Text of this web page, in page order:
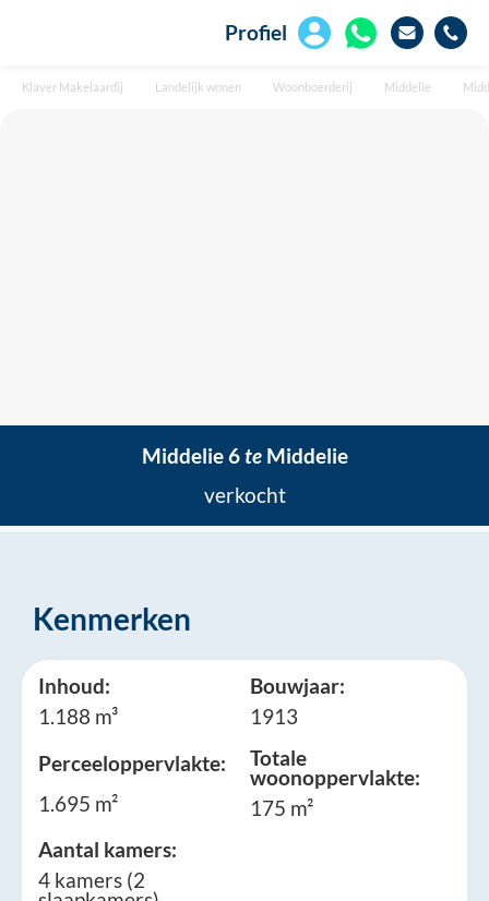
Profiel
Klaver Makelaardij Landelijk wonen Woonboerderij Middelie
Middelie 6 te Middelie
verkocht
Kenmerken
Inhoud:
1.188 m³
Bouwjaar:
1913
Perceeloppervlakte:
1.695 m²
Totale
woonoppervlakte:
175 m²
Aantal kamers:
4 kamers (2